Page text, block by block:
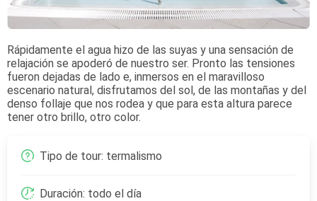
Rápidamente el agua hizo de las suyas y una sensación de
relajación se apoderó de nuestro ser. Pronto las tensiones
fueron dejadas de lado e, inmersos en el maravilloso
escenario natural, disfrutamos del sol, de las montañas y del
denso follaje que nos rodea y que para esta altura parece
tener otro brillo, otro color.
Tipo de tour: termalismo
Duración: todo el día